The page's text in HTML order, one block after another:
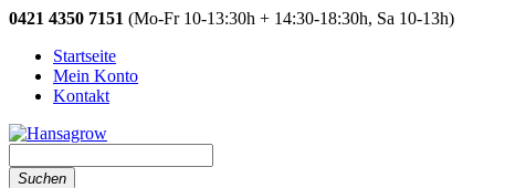
0421 4350 7151 (Mo-Fr 10-13:30h + 14:30-18:30h, Sa 10-13h)
Startseite
Mein Konto
Kontakt
Suchen